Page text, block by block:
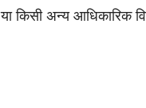
किसी अन्य आधिकारिक